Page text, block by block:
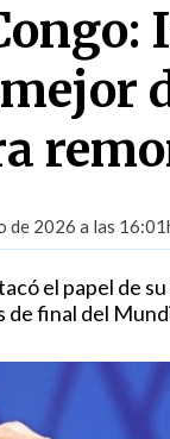
de 2026 a las
el papel de
de final del